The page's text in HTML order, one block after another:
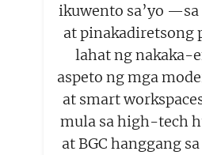
ikuwento sa’yo
at pinakadiretsong
lahat ng nakaka-
aspeto ng mga
at smart
mula sa high-tech
at BGC hanggang